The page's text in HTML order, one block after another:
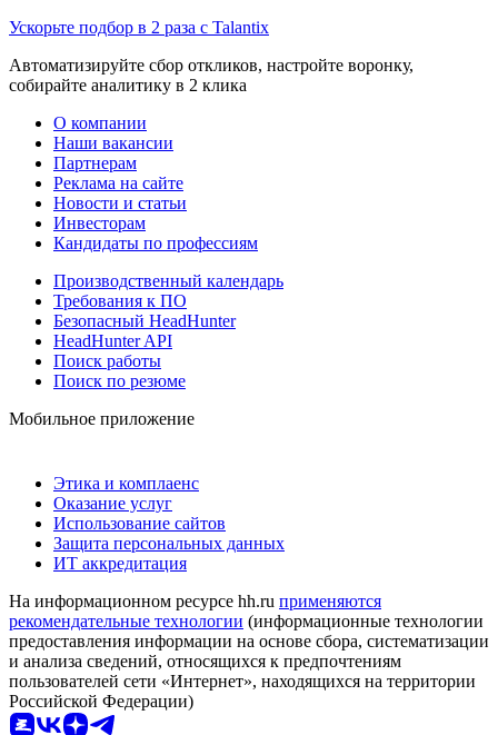
Ускорьте подбор в 2 раза с Talantix
Автоматизируйте сбор откликов, настройте воронку,
собирайте аналитику в 2 клика
О компании
Наши вакансии
Партнерам
Реклама на сайте
Новости и статьи
Инвесторам
Кандидаты по профессиям
Производственный календарь
Требования к ПО
Безопасный HeadHunter
HeadHunter API
Поиск работы
Поиск по резюме
Мобильное приложение
Этика и комплаенс
Оказание услуг
Использование сайтов
Защита персональных данных
ИТ аккредитация
На информационном ресурсе hh.ru применяются
рекомендательные технологии (информационные технологии
предоставления информации на основе сбора, систематизации
и анализа сведений, относящихся к предпочтениям
пользователей сети «Интернет», находящихся на территории
Российской Федерации)